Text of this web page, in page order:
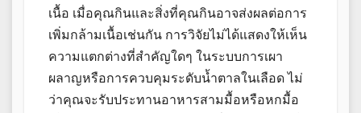
เนื้อ เมื่อคุณกินและสิ่งที่คุณกินอาจส่งผลต่อการ
เพิ่มกล้ามเนื้อเช่นกัน การวิจัยไม่ได้แสดงให้เห็น
ความแตกต่างที่สำคัญใดๆ ในระบบการเผา
ผลาญหรือการควบคุมระดับน้ำตาลในเลือด ไม่
ว่าคุณจะรับประทานอาหารสามมื้อหรือหกมื้อ